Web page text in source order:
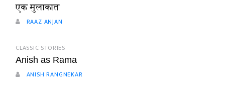
एक मुलाकात
RAAZ ANJAN
CLASSIC STORIES
Anish as Rama
ANISH RANGNEKAR